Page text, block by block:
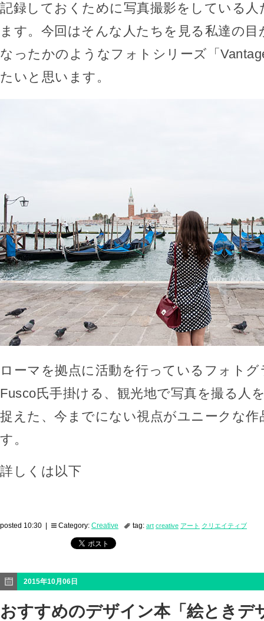
記録しておくために写真撮影をしている
ます。今回はそんな人たちを見る私達の
なったかのようなフォトシリーズ「
たいと思います。
ローマを拠点に活動を行っているフォト
Fusco氏手掛ける、観光地で写真を撮る人
捉えた、今までにない視点がユニークな
す。
詳しくは以下
posted 10:30 | Category: Creative tag: art creative アート クリエイティブ
2015年10月06日
おすすめのデザイン本「絵ときデ